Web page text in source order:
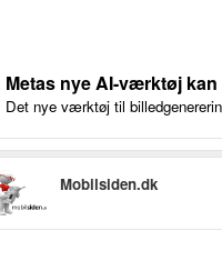
Metas nye AI-værktøj
Det nye værktøj til
Mobilsiden.dk